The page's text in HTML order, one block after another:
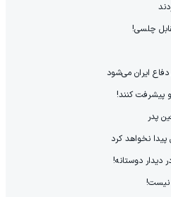
چلسی!
ایران می‌شود
و پیشرفت کنند!
پدر
نخواهد کرد
دوستانه!
نیست!